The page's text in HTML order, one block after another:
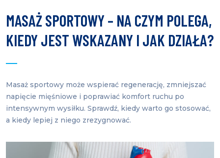
MASAŻ SPORTOWY – NA CZYM POLEGA,
KIEDY JEST WSKAZANY I JAK DZIAŁA?
Masaż sportowy może wspierać regenerację, zmniejszać
napięcie mięśniowe i poprawiać komfort ruchu po
intensywnym wysiłku. Sprawdź, kiedy warto go stosować,
a kiedy lepiej z niego zrezygnować.